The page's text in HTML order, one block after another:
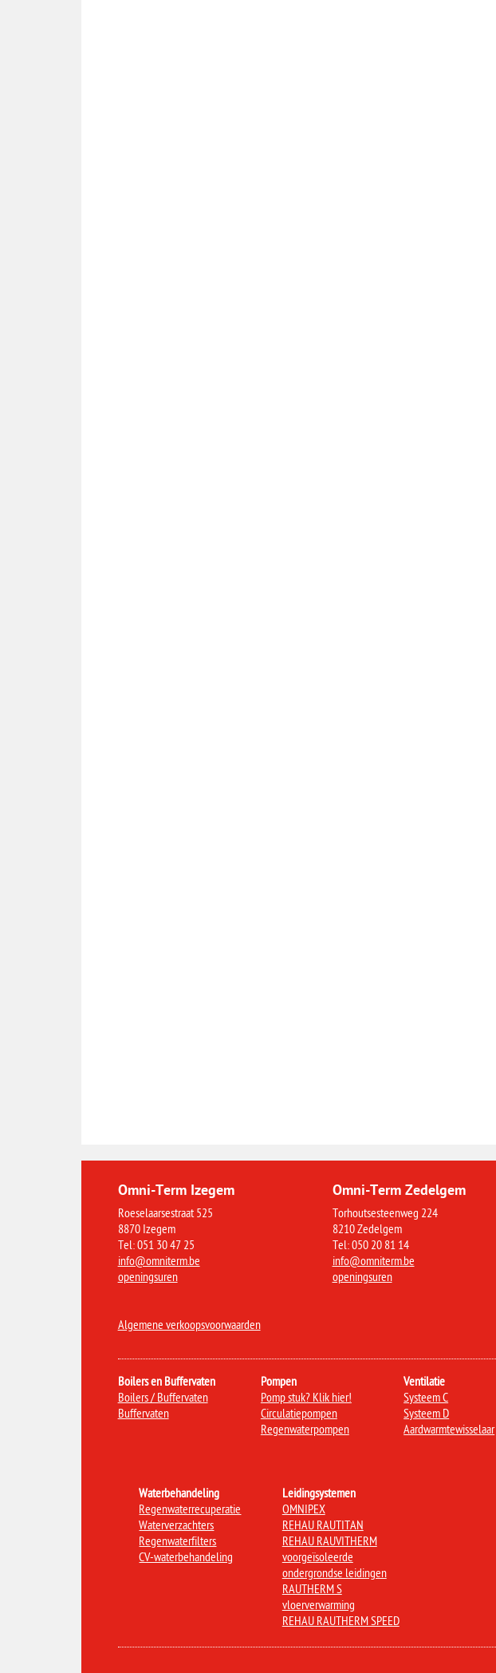
Omni-Term Izegem
Roeselaarsestraat 525
8870 Izegem
Tel: 051 30 47 25
info@omniterm.be
openingsuren
Algemene verkoopsvoorwaarden
Omni-Term Zedelgem
Torhoutsesteenweg 224
8210 Zedelgem
Tel: 050 20 81 14
info@omniterm.be
openingsuren
Boilers en Buffervaten
Boilers / Buffervaten
Buffervaten
Pompen
Pomp stuk? Klik hier!
Circulatiepompen
Regenwaterpompen
Ventilatie
Systeem C
Systeem D
Aardwarmtewisselaar
Waterbehandeling
Regenwaterrecuperatie
Waterverzachters
Regenwaterfilters
CV-waterbehandeling
Leidingsystemen
OMNIPEX
REHAU RAUTITAN
REHAU RAUVITHERM
voorgeïsoleerde
ondergrondse leidingen
RAUTHERM S
vloerverwarming
REHAU RAUTHERM SPEED